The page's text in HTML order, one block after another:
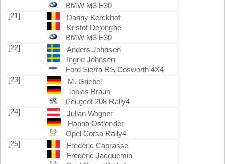
BMW M3 E30
[21]
Danny Kerckhof
Kristof Dejonghe
BMW M3 E30
[22]
Anders Johnsen
Ingrid Johnsen
Ford Sierra RS Cosworth 4X4
[23]
M. Griebel
Tobias Braun
Peugeot 208 Rally4
[24]
Julian Wagner
Hanna Ostlender
Opel Corsa Rally4
[25]
Frédéric Caprasse
Fredéric Jacquemin